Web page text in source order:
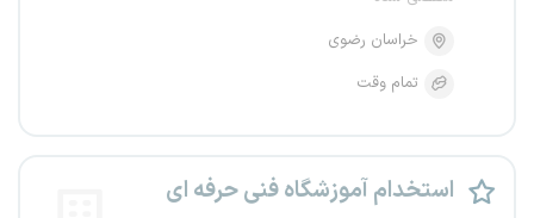
خراسان رضوی
تمام وقت
استخدام آموزشگاه فنی حرفه ای